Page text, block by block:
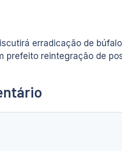
erradicação de
prefeito reintegração de